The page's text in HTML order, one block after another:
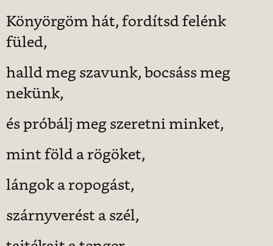
Könyörgöm hát, fordítsd felénk
füled,
halld meg szavunk, bocsáss meg
nekünk,
és próbálj meg szeretni minket,
mint föld a rögöket,
lángok a ropogást,
szárnyverést a szél,